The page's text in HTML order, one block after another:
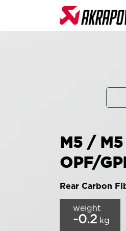
M5 /
OPF/
Rear Carbon
weight
-0.2 kg